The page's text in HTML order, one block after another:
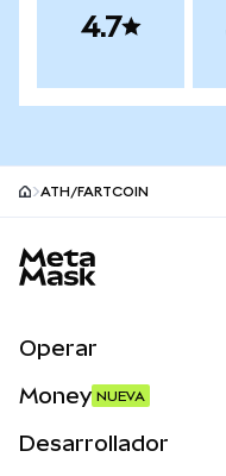
4.7
ATH/FARTCOIN
Operar
Money NUEVA
Desarrollador